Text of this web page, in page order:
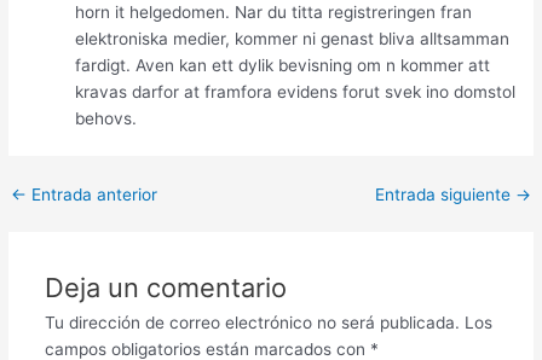
horn it helgedomen. Nar du titta registreringen fran
elektroniska medier, kommer ni genast bliva alltsamman
fardigt. Aven kan ett dylik bevisning om n kommer att
kravas darfor at framfora evidens forut svek ino domstol
behovs.
Post
← Entrada anterior Entrada siguiente →
Deja un comentario
Tu dirección de correo electrónico no será publicada. Los
campos obligatorios están marcados con *